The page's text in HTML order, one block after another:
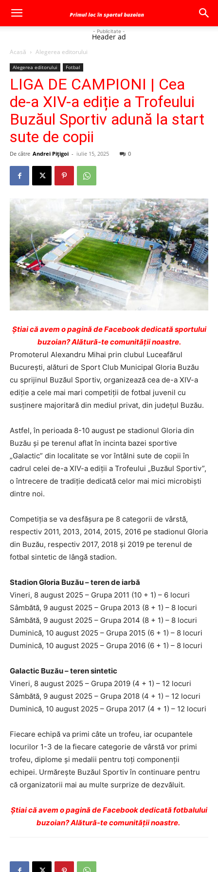
- Publicitate -
Header ad
Acasă Alegerea editorului
Alegerea editorului Fotbal
LIGA DE CAMPIONI | Cea
de-a XIV-a ediție a Trofeului
Buzăul Sportiv adună la start
sute de copii
De către Andrei Pițigoi - iulie 15, 2025 0
Ştiai că avem o pagină de Facebook dedicată sportului
buzoian? Alătură-te comunității noastre.
Promoterul Alexandru Mihai prin clubul Luceafărul
București, alături de Sport Club Municipal Gloria Buzău
cu sprijinul Buzăul Sportiv, organizează cea de-a XIV-a
ediție a cele mai mari competiții de fotbal juvenil cu
susținere majoritară din mediul privat, din județul Buzău.
Astfel, în perioada 8-10 august pe stadionul Gloria din
Buzău și pe terenul aflat în incinta bazei sportive
„Galactic” din localitate se vor întâlni sute de copii în
cadrul celei de-a XIV-a ediții a Trofeului „Buzăul Sportiv”,
o întrecere de tradiție dedicată celor mai mici microbiști
dintre noi.
Competiția se va desfășura pe 8 categorii de vârstă,
respectiv 2011, 2013, 2014, 2015, 2016 pe stadionul Gloria
din Buzău, respectiv 2017, 2018 și 2019 pe terenul de
fotbal sintetic de lângă stadion.
Stadion Gloria Buzău – teren de iarbă
Vineri, 8 august 2025 – Grupa 2011 (10 + 1) – 6 locuri
Sâmbătă, 9 august 2025 – Grupa 2013 (8 + 1) – 8 locuri
Sâmbătă, 9 august 2025 – Grupa 2014 (8 + 1) – 8 locuri
Duminică, 10 august 2025 – Grupa 2015 (6 + 1) – 8 locuri
Duminică, 10 august 2025 – Grupa 2016 (6 + 1) – 8 locuri
Galactic Buzău – teren sintetic
Vineri, 8 august 2025 – Grupa 2019 (4 + 1) – 12 locuri
Sâmbătă, 9 august 2025 – Grupa 2018 (4 + 1) – 12 locuri
Duminică, 10 august 2025 – Grupa 2017 (4 + 1) – 12 locuri
Fiecare echipă va primi câte un trofeu, iar ocupantele
locurilor 1-3 de la fiecare categorie de vârstă vor primi
trofeu, diplome și medalii pentru toți componenții
echipei. Urmărește Buzăul Sportiv în continuare pentru
că organizatorii mai au multe surprize de dezvăluit.
Ştiai că avem o pagină de Facebook dedicată fotbalului
buzoian? Alătură-te comunității noastre.